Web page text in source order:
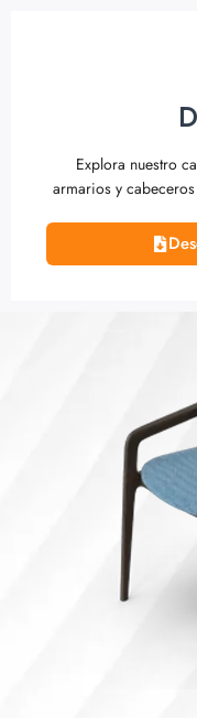
Explora nuestro
armarios y